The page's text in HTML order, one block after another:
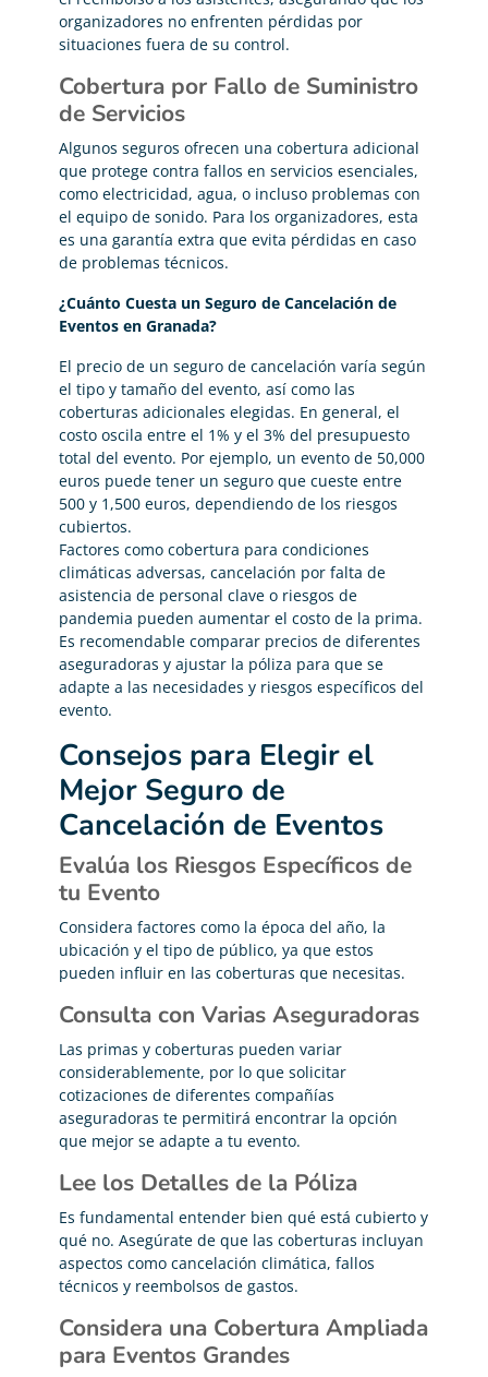
organizadores no enfrenten pérdidas por
situaciones fuera de su control.
Cobertura por Fallo de Suministro
de Servicios
Algunos seguros ofrecen una cobertura adicional
que protege contra fallos en servicios esenciales,
como electricidad, agua, o incluso problemas con
el equipo de sonido. Para los organizadores, esta
es una garantía extra que evita pérdidas en caso
de problemas técnicos.
¿Cuánto Cuesta un Seguro de Cancelación de
Eventos en Granada?
El precio de un seguro de cancelación varía según
el tipo y tamaño del evento, así como las
coberturas adicionales elegidas. En general, el
costo oscila entre el 1% y el 3% del presupuesto
total del evento. Por ejemplo, un evento de 50,000
euros puede tener un seguro que cueste entre
500 y 1,500 euros, dependiendo de los riesgos
cubiertos.
Factores como cobertura para condiciones
climáticas adversas, cancelación por falta de
asistencia de personal clave o riesgos de
pandemia pueden aumentar el costo de la prima.
Es recomendable comparar precios de diferentes
aseguradoras y ajustar la póliza para que se
adapte a las necesidades y riesgos específicos del
evento.
Consejos para Elegir el
Mejor Seguro de
Cancelación de Eventos
Evalúa los Riesgos Específicos de
tu Evento
Considera factores como la época del año, la
ubicación y el tipo de público, ya que estos
pueden influir en las coberturas que necesitas.
Consulta con Varias Aseguradoras
Las primas y coberturas pueden variar
considerablemente, por lo que solicitar
cotizaciones de diferentes compañías
aseguradoras te permitirá encontrar la opción
que mejor se adapte a tu evento.
Lee los Detalles de la Póliza
Es fundamental entender bien qué está cubierto y
qué no. Asegúrate de que las coberturas incluyan
aspectos como cancelación climática, fallos
técnicos y reembolsos de gastos.
Considera una Cobertura Ampliada
para Eventos Grandes